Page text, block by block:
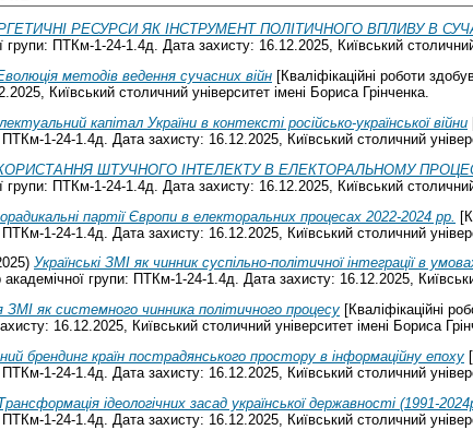
РЕСУРСИ ЯК ІНСТРУМЕНТ ПОЛІТИЧНОГО ВПЛИВУ В
ПТКм-1-24-1.4д. Дата захисту: 16.12.2025, Київський столичний
методів ведення сучасних війн [Кваліфікаційні роботи
Київський столичний університет імені Бориса Грінченка.
капітал України в контексті російсько-української війни
1-24-1.4д. Дата захисту: 16.12.2025, Київський столичний
ШТУЧНОГО ІНТЕЛЕКТУ В ЕЛЕКТОРАЛЬНОМУ
ПТКм-1-24-1.4д. Дата захисту: 16.12.2025, Київський столичний
партії Європи в електоральних процесах 2022-2024 рр.
1-24-1.4д. Дата захисту: 16.12.2025, Київський столичний
Українські ЗМІ як чинник суспільно-політичної інтеграції в
групи: ПТКм-1-24-1.4д. Дата захисту: 16.12.2025,
ЗМІ як системного чинника політичного процесу [Кваліфікаційні
16.12.2025, Київський столичний університет імені Бориса
брендинг країн пострадянського простору в інформаційну епоху
1-24-1.4д. Дата захисту: 16.12.2025, Київський столичний
ідеологічних засад української державності (1991-
1-24-1.4д. Дата захисту: 16.12.2025, Київський столичний